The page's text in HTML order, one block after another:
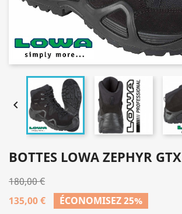

BOTTES LOWA ZEPHYR GTX
180,00 €
135,00 €
ÉCONOMISEZ 25%